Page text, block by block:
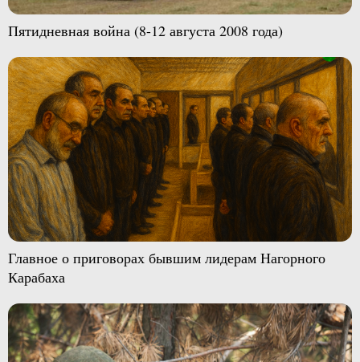
Пятидневная война (8-12 августа 2008 года)
Главное о приговорах бывшим лидерам Нагорного
Карабаха